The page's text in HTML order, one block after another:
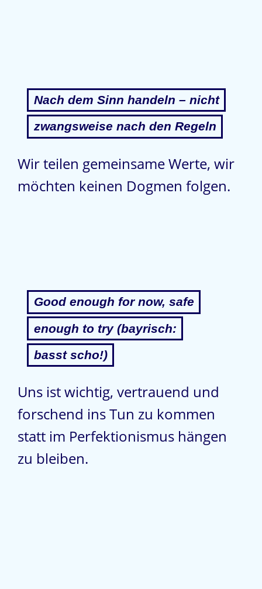
Nach dem Sinn handeln – nicht
zwangsweise nach den Regeln
Wir teilen gemeinsame Werte, wir
möchten keinen Dogmen folgen.
Good enough for now, safe
enough to try (bayrisch:
basst scho!)
Uns ist wichtig, vertrauend und
forschend ins Tun zu kommen
statt im Perfektionismus hängen
zu bleiben.